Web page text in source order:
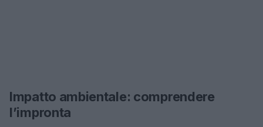
Impatto ambientale: comprendere
l’impronta